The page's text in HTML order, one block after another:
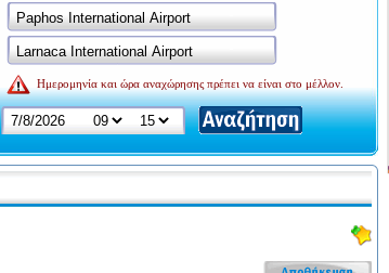
Ημερομηνία και ώρα αναχώρησης πρέπει να είναι στο μέλλον.